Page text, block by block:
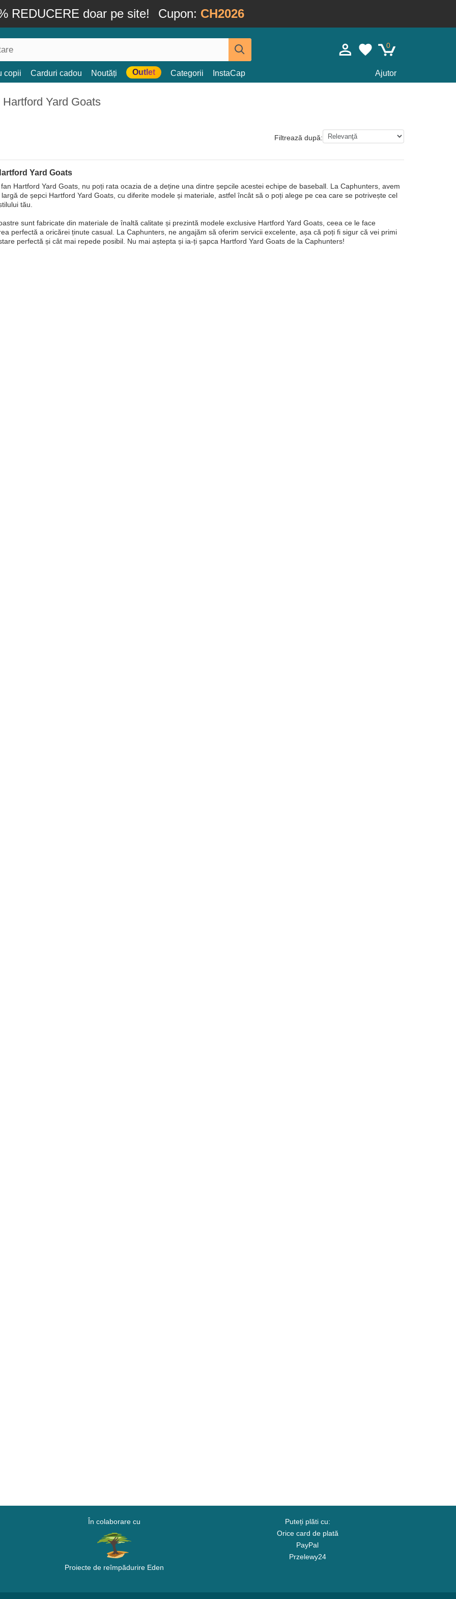
REDUCERE doar pe site! Cupon: CH2026
0
copii Carduri cadou Noutăți Outlet Categorii InstaCap Ajutor
Hartford Yard Goats
Filtrează după:
Yard Goats
Hartford Yard Goats, nu poți rata ocazia de a deține una dintre șepcile acestei echipe de baseball. La Caphunters, avem
de șepci Hartford Yard Goats, cu diferite modele și materiale, astfel încât să o poți alege pe cea care se potrivește cel
tău.
sunt fabricate din materiale de înaltă calitate și prezintă modele exclusive Hartford Yard Goats, ceea ce le face
perfectă a oricărei ținute casual. La Caphunters, ne angajăm să oferim servicii excelente, așa că poți fi sigur că vei primi
perfectă și cât mai repede posibil. Nu mai aștepta și ia-ți șapca Hartford Yard Goats de la Caphunters!
În colaborare cu
Proiecte de reîmpădurire Eden
Puteți plăti cu:
Orice card de plată
PayPal
Przelewy24